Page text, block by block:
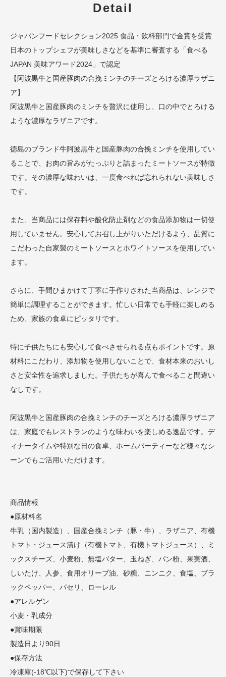
Detail
ジャパンフードセレクション2025 食品・飲料部門で金賞を受賞
日本のトップシェフが美味しさなどを基準に審査する「食べる
JAPAN 美味アワード2024」で認定
【阿波黒牛と国産豚肉の合挽ミンチのチーズとろける濃厚ラザニ
ア】
阿波黒牛と国産豚肉のミンチを贅沢に使用し、口の中でとろける
ような濃厚なラザニアです。
徳島のブランド牛阿波黒牛と国産豚肉の合挽ミンチを使用してい
ることで、お肉の旨みがたっぷりと詰まったミートソースが特徴
です。その濃厚な味わいは、一度食べれば忘れられない美味しさ
です。
また、当商品には保存料や酸化防止剤などの食品添加物は一切使
用していません。安心してお召し上がりいただけるよう、品質に
こだわった自家製のミートソースとホワイトソースを使用してい
ます。
さらに、手間ひまかけて丁寧に手作りされた当商品は、レンジで
簡単に調理することができます。忙しい日常でも手軽に楽しめる
ため、家族の食卓にピッタリです。
特に子供たちにも安心して食べさせられる点もポイントです。原
材料にこだわり、添加物を使用しないことで、食材本来のおいし
さと安全性を追求しました。子供たちが喜んで食べること間違い
なしです。
阿波黒牛と国産豚肉の合挽ミンチのチーズとろける濃厚ラザニア
は、家庭でもレストランのような味わいを楽しめる逸品です。デ
ィナータイムや特別な日の食卓、ホームパーティーなど様々なシ
ーンでもご活用いただけます。
商品情報
●原材料名
牛乳（国内製造）、国産合挽ミンチ（豚・牛）、ラザニア、有機
トマト・ジュース漬け（有機トマト、有機トマトジュース）、ミ
ックスチーズ、小麦粉、無塩バター、玉ねぎ、パン粉、果実酒、
しいたけ、人参、食用オリーブ油、砂糖、ニンニク、食塩、ブラ
ックペッパー、パセリ、ローレル
●アレルゲン
小麦・乳成分
●賞味期限
製造日より90日
●保存方法
冷凍庫(-18℃以下)で保存して下さい